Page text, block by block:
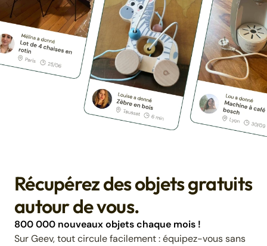
Récupérez des objets gratuits
autour de vous.
800 000 nouveaux objets chaque mois !
Sur Geev, tout circule facilement : équipez-vous sans